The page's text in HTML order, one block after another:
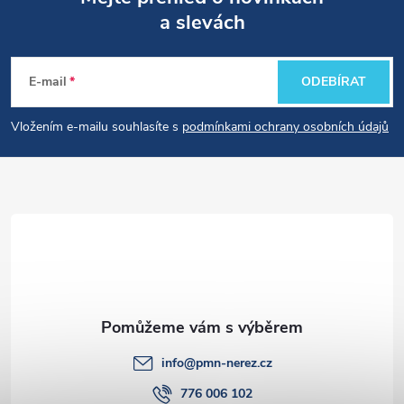
p
a
a slevách
E-mail
Vložením e-mailu souhlasíte s podmínkami ochrany osobních údajů
ODEBÍRAT
info@pmn-nerez.cz
776 006 102